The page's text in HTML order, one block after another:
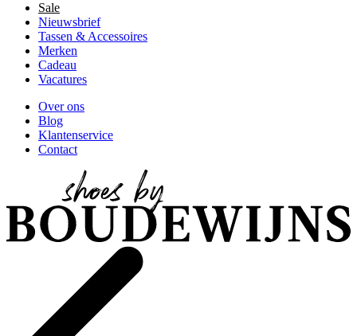
Sale
Nieuwsbrief
Tassen & Accessoires
Merken
Cadeau
Vacatures
Over ons
Blog
Klantenservice
Contact